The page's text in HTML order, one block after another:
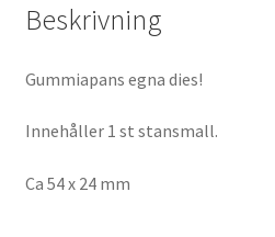
Beskrivning
Gummiapans egna dies!
Innehåller 1 st stansmall.
Ca 54 x 24 mm